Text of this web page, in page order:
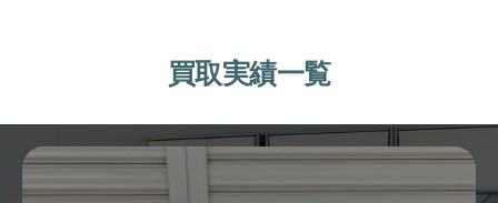
買取実績一覧